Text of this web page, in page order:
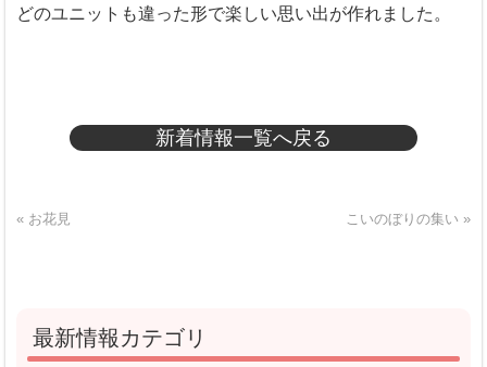
どのユニットも違った形で楽しい思い出が作れました。
新着情報一覧へ戻る
« お花見 こいのぼりの集い »
最新情報カテゴリ